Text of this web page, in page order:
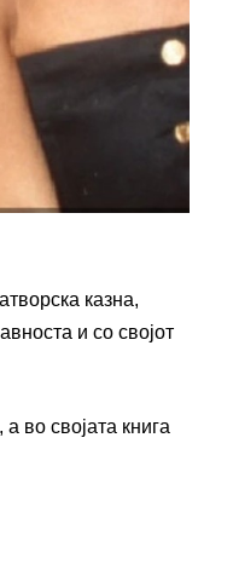
казна,
и со својот
во својата книга